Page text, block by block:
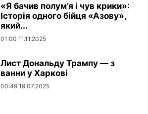
«Я бачив полум’я і чув крики»:
Історія одного бійця «Азову»,
який...
01:00 11.11.2025
Лист Дональду Трампу — з
ванни у Харкові
00:49 19.07.2025